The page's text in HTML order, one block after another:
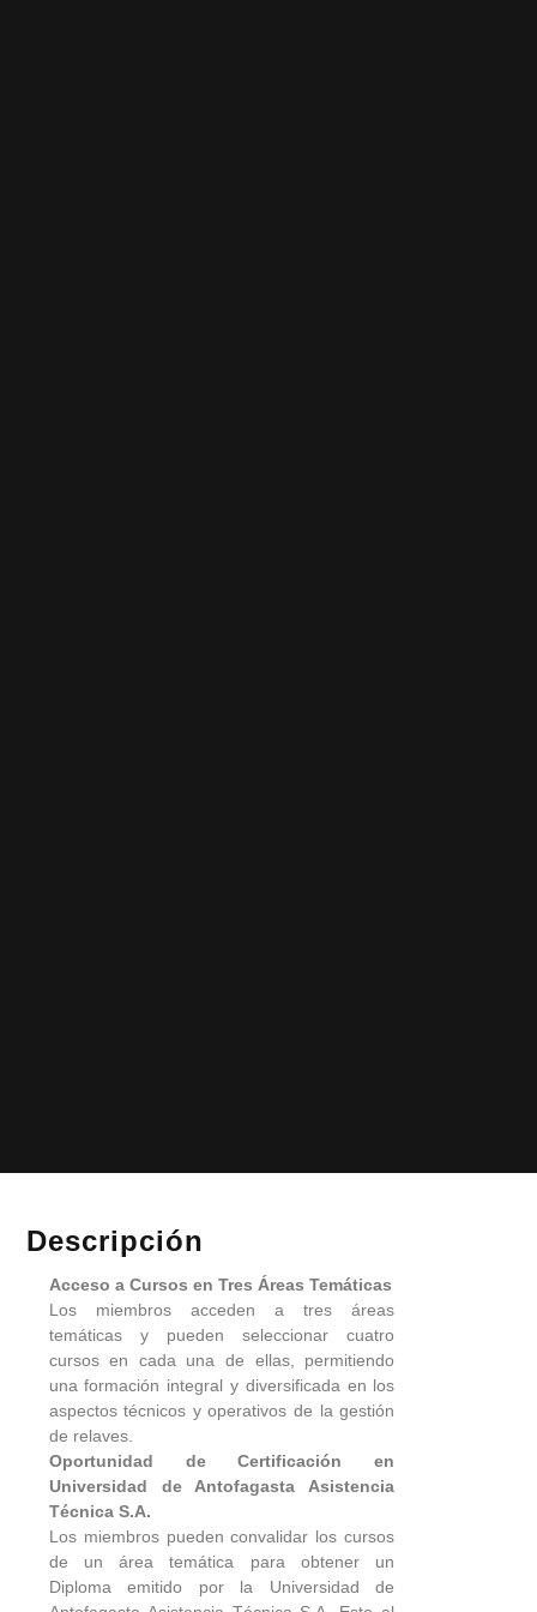
Descripción
Acceso a Cursos en Tres Áreas Temáticas
Los miembros acceden a tres áreas
temáticas y pueden seleccionar cuatro
cursos en cada una de ellas, permitiendo
una formación integral y diversificada en los
aspectos técnicos y operativos de la gestión
de relaves.
Oportunidad de Certificación en
Universidad de Antofagasta Asistencia
Técnica S.A.
Los miembros pueden convalidar los cursos
de un área temática para obtener un
Diploma emitido por la Universidad de